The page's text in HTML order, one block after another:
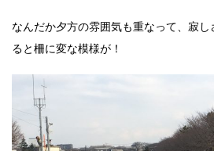
なんだか夕方の雰囲気も重なって、寂
ると柵に変な模様が！